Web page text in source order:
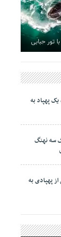
تور حبابی
پهپاد به
سه نهنگ
پهپادی به